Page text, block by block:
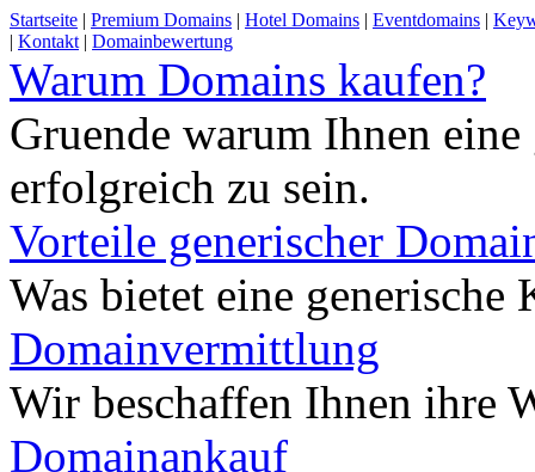
Startseite | Premium Domains | Hotel Domains | Eventdomains |
| Kontakt | Domainbewertung
Warum Domains kaufen?
Gruende warum Ihnen
erfolgreich zu sein.
Vorteile generischer
Was bietet eine
Domainvermittlung
Wir beschaffen Ihnen ihre
Domainankauf